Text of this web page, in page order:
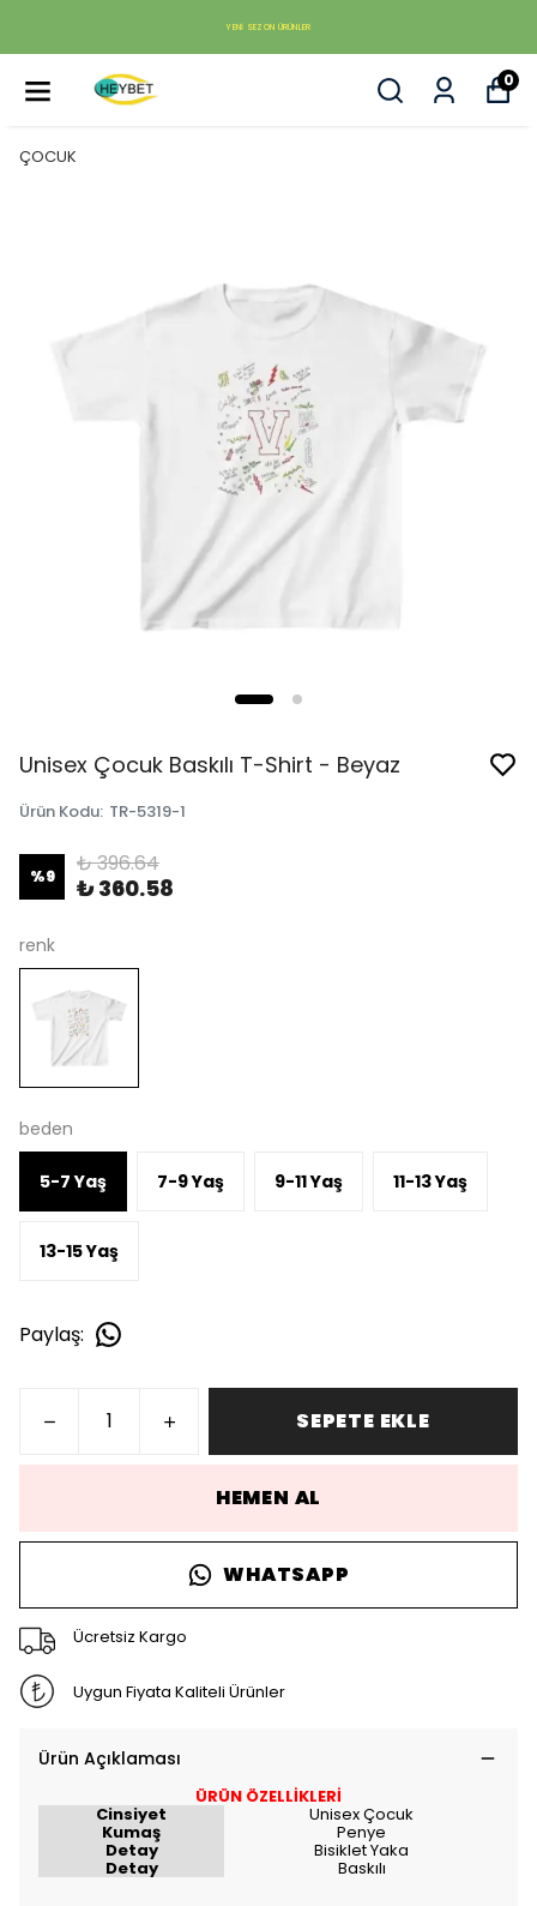
YENI SEZON ÜRÜNLER
0
ÇOCUK
Unisex Çocuk Baskılı T-Shirt - Beyaz
Ürün Kodu: TR-5319-1
%9 ₺ 396.64
₺ 360.58
renk
beden
5-7 Yaş 7-9 Yaş 9-11 Yaş 11-13 Yaş
13-15 Yaş
Paylaş:
SEPETE EKLE
HEMEN AL
WHATSAPP
Ücretsiz Kargo
Uygun Fiyata Kaliteli Ürünler
Ürün Açıklaması
ÜRÜN ÖZELLİKLERİ
Cinsiyet Unisex Çocuk
Kumaş Penye
Detay Bisiklet Yaka
Detay Baskılı